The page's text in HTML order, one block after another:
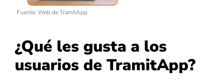
Fuente: Web de TramitApp
¿Qué les gusta a los
usuarios de TramitApp?